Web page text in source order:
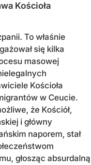
Kościoła
To właśnie
się kilka
masowej
Kościoła
w Ceucie.
że Kościół,
i główny
naporem, stał
głosząc absurdalną